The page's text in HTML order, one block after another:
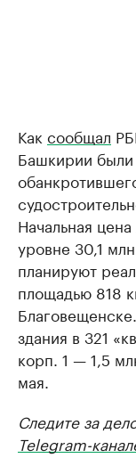
Как сообщал
Башкирии были
Начальная
уровне 30,1
планируют
площадью 818
здания в 321
корп. 1 — 1,5
мая.
Следите за
Telegram-